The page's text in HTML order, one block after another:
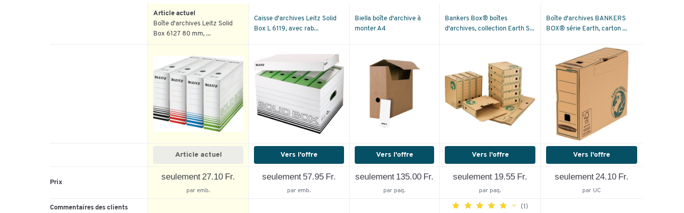
Article actuel
Boîte d'archives Leitz Solid
Box 6127 80 mm, ...
Caisse d'archives Leitz Solid
Box L 6119, avec rab...
Biella boîte d'archive à
monter A4
Bankers Box® boîtes
d'archives, collection Earth S...
Boîte d'archives BANKERS
BOX® série Earth, carton ...
Article actuel Vers l'offre Vers l'offre Vers l'offre Vers l'offre
Prix
seulement 27.10 Fr.
par emb.
seulement 57.95 Fr.
par emb.
seulement 135.00 Fr.
par paq.
seulement 19.55 Fr.
par paq.
seulement 24.10 Fr.
par UC
Commentaires des clients (1)